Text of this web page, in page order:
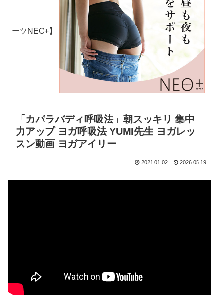
ーツNEO+】
「カパラバディ呼吸法」朝スッキリ 集中
力アップ ヨガ呼吸法 YUMI先生 ヨガレッ
スン動画 ヨガアイリー
2021.01.02 2026.05.19